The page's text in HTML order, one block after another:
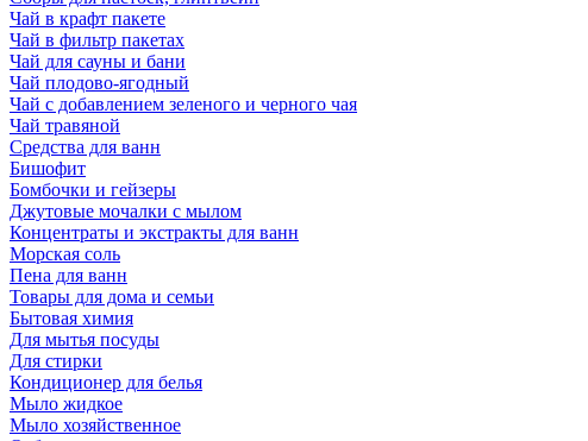
Чай в крафт пакете
Чай в фильтр пакетах
Чай для сауны и бани
Чай плодово-ягодный
Чай с добавлением зеленого и черного чая
Чай травяной
Средства для ванн
Бишофит
Бомбочки и гейзеры
Джутовые мочалки с мылом
Концентраты и экстракты для ванн
Морская соль
Пена для ванн
Товары для дома и семьи
Бытовая химия
Для мытья посуды
Для стирки
Кондиционер для белья
Мыло жидкое
Мыло хозяйственное